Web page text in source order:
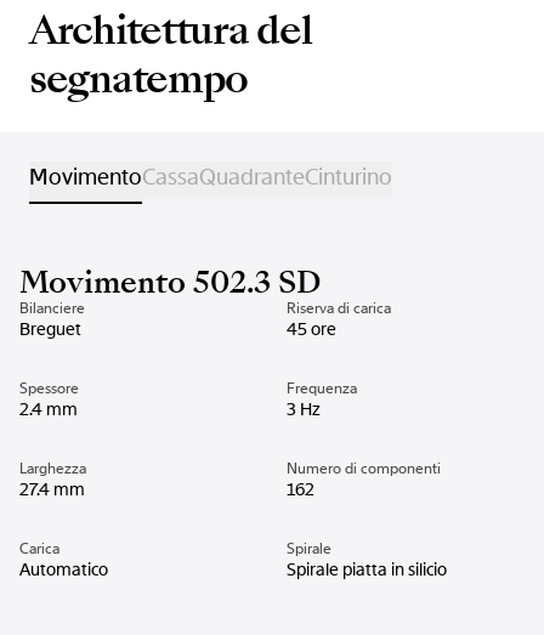
Architettura del
segnatempo
MovimentoCassaQuadranteCinturino
Movimento 502.3 SD
Bilanciere
Breguet
Riserva di carica
45 ore
Spessore
2.4 mm
Frequenza
3 Hz
Larghezza
27.4 mm
Numero di componenti
162
Carica
Automatico
Spirale
Spirale piatta in silicio